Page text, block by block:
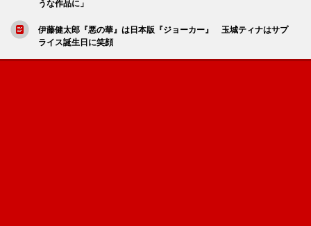
うな作品に」
伊藤健太郎『悪の華』は日本版『ジョーカー』 玉城ティナはサプ
ライス誕生日に笑顔